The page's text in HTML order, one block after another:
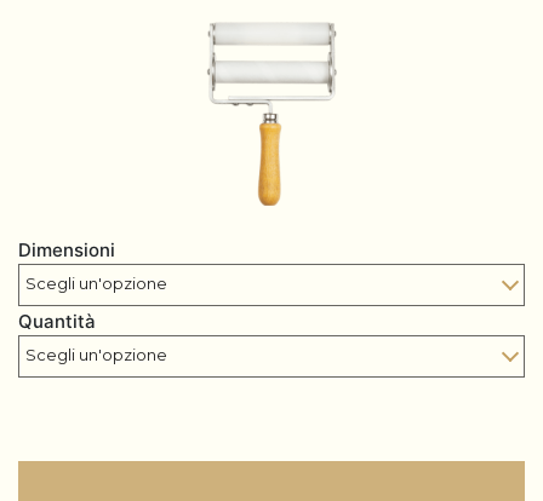
Dimensioni
Quantità